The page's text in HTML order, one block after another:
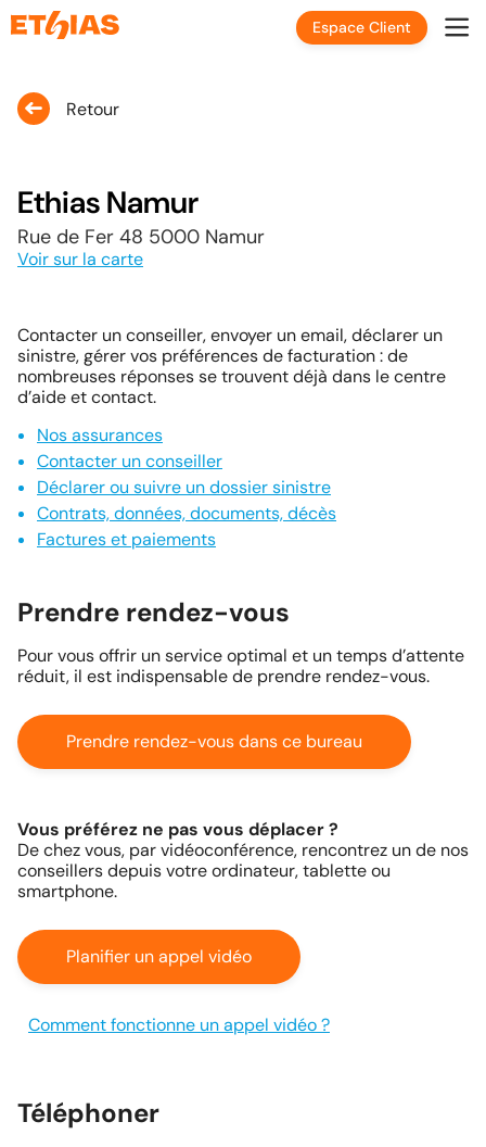
Espace Client
Retour
Ethias Namur
Rue de Fer 48 5000 Namur
Voir sur la carte
Contacter un conseiller, envoyer un email, déclarer un
sinistre, gérer vos préférences de facturation : de
nombreuses réponses se trouvent déjà dans le centre
d’aide et contact.
Nos assurances
Contacter un conseiller
Déclarer ou suivre un dossier sinistre
Contrats, données, documents, décès
Factures et paiements
Prendre rendez-vous
Pour vous offrir un service optimal et un temps d’attente
réduit, il est indispensable de prendre rendez-vous.
Prendre rendez-vous dans ce bureau
Vous préférez ne pas vous déplacer ?
De chez vous, par vidéoconférence, rencontrez un de nos
conseillers depuis votre ordinateur, tablette ou
smartphone.
Planifier un appel vidéo
Comment fonctionne un appel vidéo ?
Téléphoner